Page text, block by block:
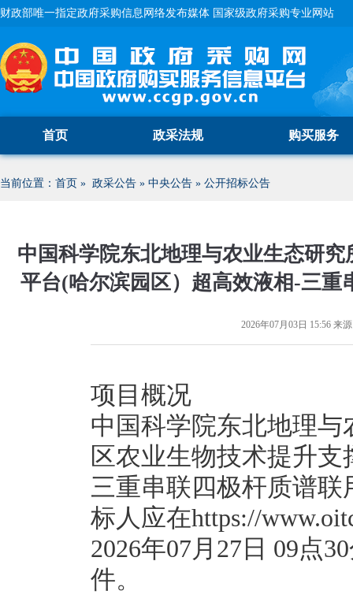
财政部唯一指定政府采购信息网络发布媒体 国家级政府采购专业网站
首页 政采法规 购买服务
当前位置： 首页 » 政采公告 » 中央公告 » 公开招标公告
中国科学院东北地理与农业生态研
平台(哈尔滨园区）超高效液相-三
2026年07月03日 15:56 来
项目概况
中国科学院东北地理
区农业生物技术提升
三重串联四极杆质谱
标人应在https://
2026年07月27日 09点
件。